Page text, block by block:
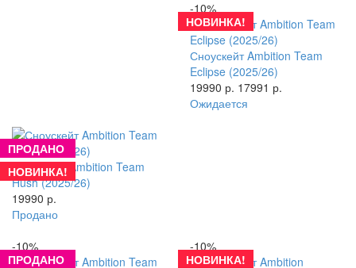
НОВИНКА!
-10%
Сноускейт Ambition Team
Eclipse (2025/26)
19990 р. 17991 р.
Ожидается
ПРОДАНО
НОВИНКА!
Сноускейт Ambition Team
Hush (2025/26)
19990 р.
Продано
ПРОДАНО
-10%
НОВИНКА!
-10%